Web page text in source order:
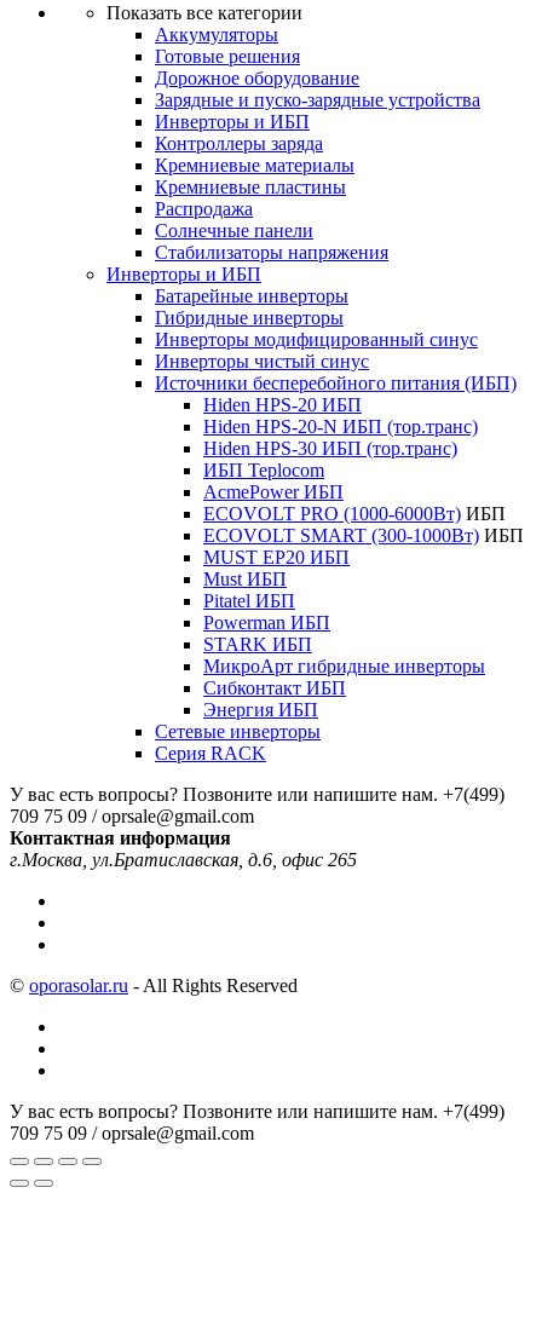
Показать все категории
Аккумуляторы
Готовые решения
Дорожное оборудование
Зарядные и пуско-зарядные устройства
Инверторы и ИБП
Контроллеры заряда
Кремниевые материалы
Кремниевые пластины
Распродажа
Солнечные панели
Стабилизаторы напряжения
Инверторы и ИБП
Батарейные инверторы
Гибридные инверторы
Инверторы модифицированный синус
Инверторы чистый синус
Источники бесперебойного питания (ИБП)
Hiden HPS-20 ИБП
Hiden HPS-20-N ИБП (тор.транс)
Hiden HPS-30 ИБП (тор.транс)
ИБП Teplocom
AcmePower ИБП
ECOVOLT PRO (1000-6000Вт) ИБП
ECOVOLT SMART (300-1000Вт) ИБП
MUST EP20 ИБП
Must ИБП
Pitatel ИБП
Powerman ИБП
STARK ИБП
МикроАрт гибридные инверторы
Сибконтакт ИБП
Энергия ИБП
Сетевые инверторы
Серия RACK
У вас есть вопросы? Позвоните или напишите нам. +7(499)
709 75 09 / oprsale@gmail.com
Контактная информация
г.Москва, ул.Братиславская, д.6, офис 265
© oporasolar.ru - All Rights Reserved
У вас есть вопросы? Позвоните или напишите нам. +7(499)
709 75 09 / oprsale@gmail.com